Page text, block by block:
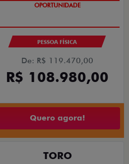
OPORTUNIDADE
PESSOA FÍSICA
De: R$ 119.470,00
R$ 108.980,00
Quero agora!
TORO